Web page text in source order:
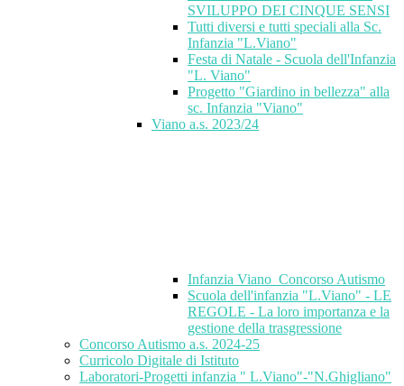
SVILUPPO DEI CINQUE SENSI
Tutti diversi e tutti speciali alla Sc.
Infanzia "L.Viano"
Festa di Natale - Scuola dell'Infanzia
"L. Viano"
Progetto "Giardino in bellezza" alla
sc. Infanzia "Viano"
Viano a.s. 2023/24
Infanzia Viano_Concorso Autismo
Scuola dell'infanzia "L.Viano" - LE
REGOLE - La loro importanza e la
gestione della trasgressione
Concorso Autismo a.s. 2024-25
Curricolo Digitale di Istituto
Laboratori-Progetti infanzia " L.Viano"-"N.Ghigliano"